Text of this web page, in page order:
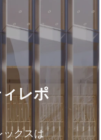
レポ
ックスは